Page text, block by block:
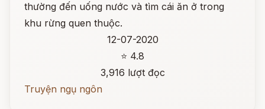
thường đến uống nước và tìm cái ăn ở trong
khu rừng quen thuộc.
12-07-2020
⭐ 4.8
3,916 lượt đọc
Truyện ngụ ngôn